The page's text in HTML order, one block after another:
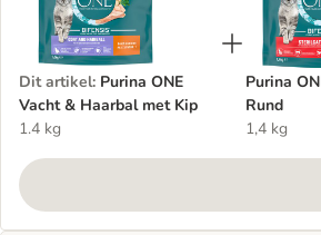
Dit artikel: Purina ONE
Vacht & Haarbal met Kip
1.4 kg
Purina
Rund
1,4 kg